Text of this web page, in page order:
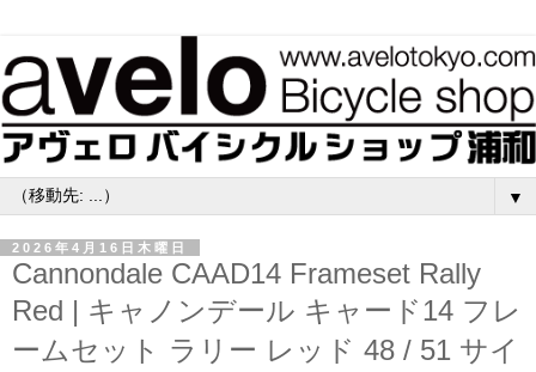
▼
2026年4月16日木曜日
Cannondale CAAD14 Frameset Rally
Red | キャノンデール キャード14 フレ
ームセット ラリー レッド 48 / 51 サイ